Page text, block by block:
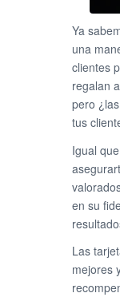
Ya
una
clientes
regalan
pero
tus
Igual
en su
Las
mejores